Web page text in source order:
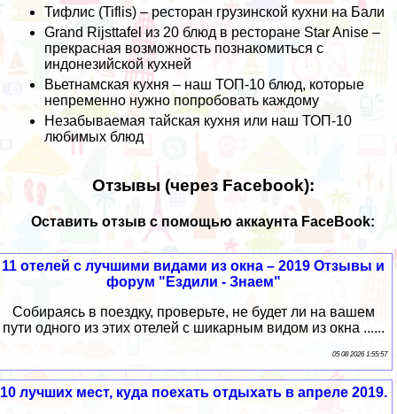
Тифлис (Tiflis) – ресторан грузинской кухни на Бали
Grand Rijsttafel из 20 блюд в ресторане Star Anise –
прекрасная возможность познакомиться с
индонезийской кухней
Вьетнамская кухня – наш ТОП-10 блюд, которые
непременно нужно попробовать каждому
Незабываемая тайская кухня или наш ТОП-10
любимых блюд
Отзывы (через Facebook):
Оставить отзыв с помощью аккаунта FaceBook:
11 отелей с лучшими видами из окна – 2019 Отзывы и
форум "Ездили - Знаем"
Собираясь в поездку, проверьте, не будет ли на вашем
пути одного из этих отелей с шикарным видом из окна ......
05 08 2026 1:55:57
10 лучших мест, куда поехать отдыхать в апреле 2019.